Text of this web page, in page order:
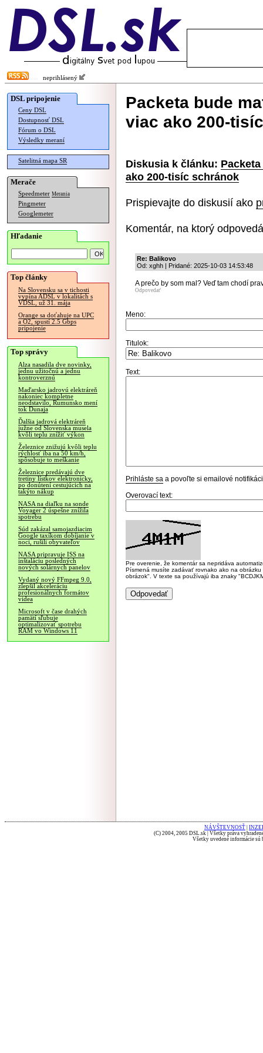
neprihlásený
DSL pripojenie
Ceny DSL
Dostupnosť DSL
Fórum o DSL
Výsledky meraní
Satelitná mapa SR
Merače
Speedmeter Merania
Pingmeter
Googlemeter
Hľadanie
Top články
Na Slovensku sa v tichosti
vypína ADSL v lokalitách s
VDSL, už 31. mája
Orange sa doťahuje na UPC
a O2, spustí 2.5 Gbps
pripojenie
Top správy
Alza nasadila dve novinky,
jednu užitočnú a jednu
kontroverznú
Maďarsko jadrovú elektráreň
nakoniec kompletne
neodstavilo, Rumunsko mení
tok Dunaja
Ďalšia jadrová elektráreň
južne od Slovenska musela
kvôli teplu znížiť výkon
Železnice znižujú kvôli teplu
rýchlosť iba na 50 km/h,
spôsobuje to meškanie
Železnice predávajú dve
tretiny lístkov elektronicky,
po donútení cestujúcich na
takýto nákup
NASA na diaľku na sonde
Voyager 2 úspešne znížila
spotrebu
Súd zakázal samojazdiacim
Google taxíkom dobíjanie v
noci, rušili obyvateľov
NASA pripravuje ISS na
inštaláciu posledných
nových solárnych panelov
Vydaný nový FFmpeg 9.0,
zlepšil akceleráciu
profesionálnych formátov
videa
Microsoft v čase drahých
pamätí sľubuje
optimalizovať spotrebu
RAM vo Windows 11
Packeta bude
viac ako 200-
Diskusia k článku:
ako 200-tisíc schránok
Prispievajte do diskusií ako
Komentár, na ktorý
Re: Balikovo
Od: xghh | Pridané: 2025-10-03 14:53:48
A prečo by som mal? Veď tam chodí
Odpovedať
Meno:
Titulok:
Text:
Prihláste sa a povoľte si emailové
Overovací text:
Pre overenie, že komentár sa nepridáva
Písmená musíte zadávať rovnako ako na
obrázok". V texte sa používajú iba znaky
NÁVŠTEVNOSŤ
(C) 2004, 2005 DSL.sk | Všetky práva
Všetky uvedené informácie sú